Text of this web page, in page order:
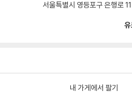
서울특별시 영등포구 은행로
내 가게에서 팔기